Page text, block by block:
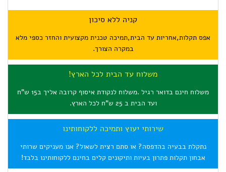
קניה ללא סיכון
אפס תקלות,אחריות עד הבית,תמיכה טכנית מקצועית והחזר כספי מלא
במקרה הצורך.
משלוח עד הבית לכל הארץ!
משלוח חינם בדואר רגיל .משלוח לנקודת איסוף קרובה אליך ב15 ש"ח
ועד הבית ב 25 ש"ח לכל הארץ.
שירותי יעוץ ותמיכה ללקוחותינו
נתקלת בבעיה בהדפסה? או סתם רצית לשאול? אנו מעניקים שרותי
אבחון תקלות פתרון בעיות ותיקונים קלים בחינם ללקוחותינו בלבד!